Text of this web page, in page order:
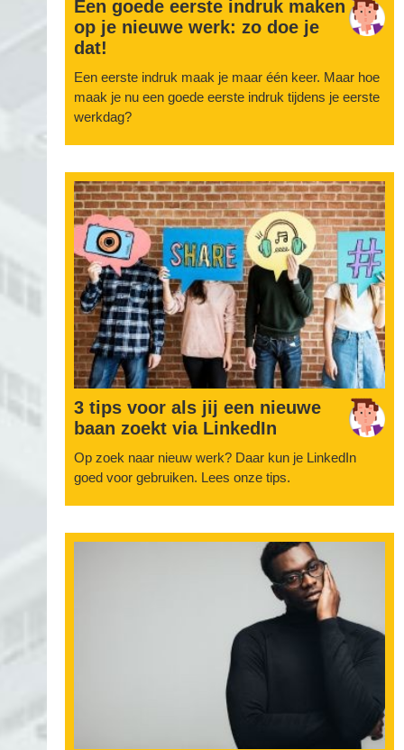
Een goede eerste indruk maken
op je nieuwe werk: zo doe je
dat!
Een eerste indruk maak je maar één keer. Maar hoe
maak je nu een goede eerste indruk tijdens je eerste
werkdag?
3 tips voor als jij een nieuwe
baan zoekt via LinkedIn
Op zoek naar nieuw werk? Daar kun je LinkedIn
goed voor gebruiken. Lees onze tips.